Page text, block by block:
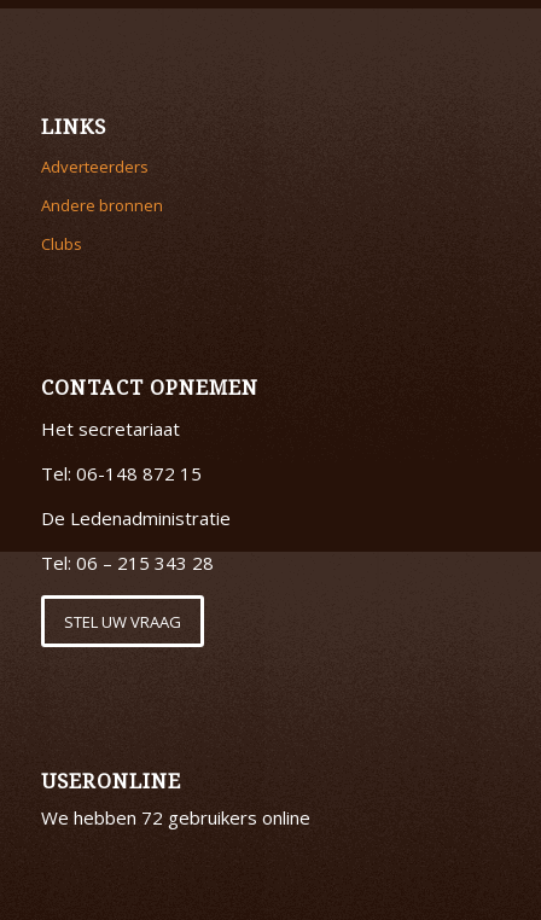
LINKS
Adverteerders
Andere bronnen
Clubs
CONTACT OPNEMEN
Het secretariaat
Tel: 06-148 872 15
De Ledenadministratie
Tel: 06 – 215 343 28
STEL UW VRAAG
USERONLINE
We hebben 72 gebruikers online